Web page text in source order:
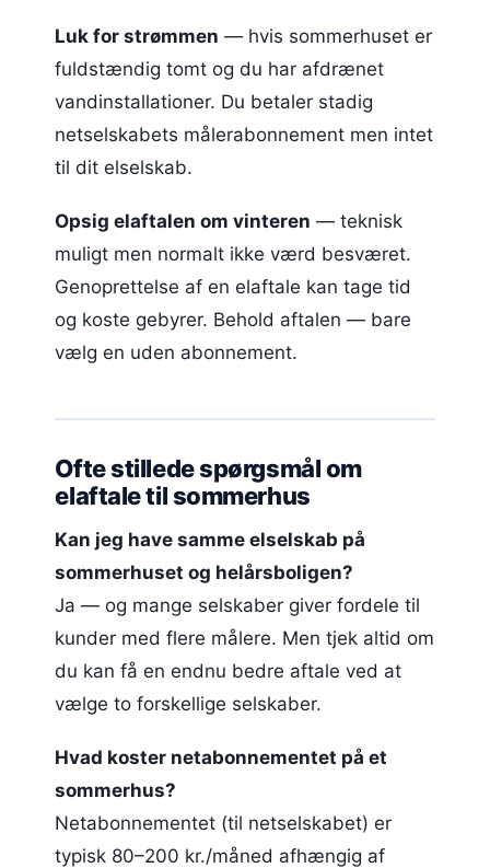
Luk for strømmen — hvis sommerhuset er
fuldstændig tomt og du har afdrænet
vandinstallationer. Du betaler stadig
netselskabets målerabonnement men intet
til dit elselskab.
Opsig elaftalen om vinteren — teknisk
muligt men normalt ikke værd besværet.
Genoprettelse af en elaftale kan tage tid
og koste gebyrer. Behold aftalen — bare
vælg en uden abonnement.
Ofte stillede spørgsmål om
elaftale til sommerhus
Kan jeg have samme elselskab på
sommerhuset og helårsboligen?
Ja — og mange selskaber giver fordele til
kunder med flere målere. Men tjek altid om
du kan få en endnu bedre aftale ved at
vælge to forskellige selskaber.
Hvad koster netabonnementet på et
sommerhus?
Netabonnementet (til netselskabet) er
typisk 80–200 kr./måned afhængig af